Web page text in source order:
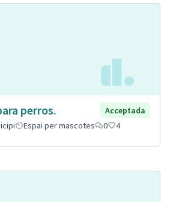
perros.
Acceptada
Espai per mascotes 0 4